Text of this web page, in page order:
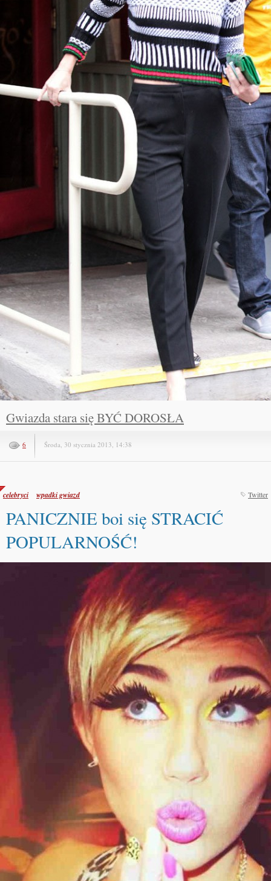
Gwiazda stara się BYĆ DOROSŁA
6 Środa, 30 stycznia 2013, 14:38
celebryci wpadki gwiazd Twitter
PANICZNIE boi się STRACIĆ
POPULARNOŚĆ!